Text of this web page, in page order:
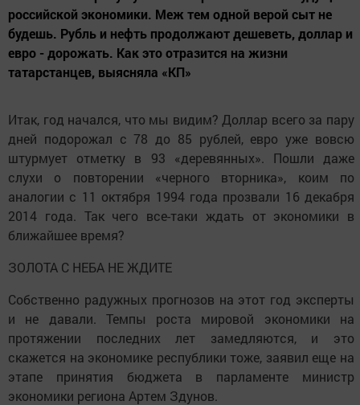
российской экономики. Меж тем одной верой сыт не
будешь. Рубль и нефть продолжают дешеветь, доллар и
евро - дорожать. Как это отразится на жизни
татарстанцев, выясняла «КП»
Итак, год начался, что мы видим? Доллар всего за пару
дней подорожал с 78 до 85 рублей, евро уже вовсю
штурмует отметку в 93 «деревянных». Пошли даже
слухи о повторении «черного вторника», коим по
аналогии с 11 октября 1994 года прозвали 16 декабря
2014 года. Так чего все-таки ждать от экономики в
ближайшее время?
ЗОЛОТА С НЕБА НЕ ЖДИТЕ
Собственно радужных прогнозов на этот год эксперты
и не давали. Темпы роста мировой экономики на
протяжении последних лет замедляются, и это
скажется на экономике республики тоже, заявил еще на
этапе принятия бюджета в парламенте министр
экономики региона Артем Здунов.